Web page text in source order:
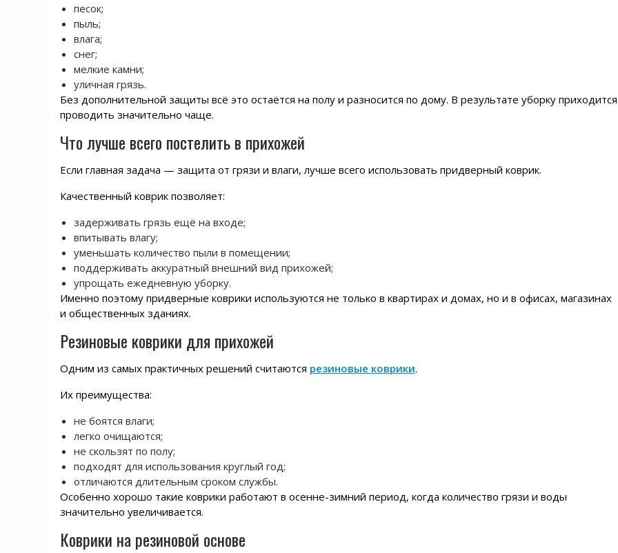
песок;
пыль;
влага;
снег;
мелкие камни;
уличная грязь.
Без дополнительной защиты всё это остаётся на полу и разносится по дому. В результате уборку приходится
проводить значительно чаще.
Что лучше всего постелить в прихожей
Если главная задача — защита от грязи и влаги, лучше всего использовать придверный коврик.
Качественный коврик позволяет:
задерживать грязь ещё на входе;
впитывать влагу;
уменьшать количество пыли в помещении;
поддерживать аккуратный внешний вид прихожей;
упрощать ежедневную уборку.
Именно поэтому придверные коврики используются не только в квартирах и домах, но и в офисах, магазинах
и общественных зданиях.
Резиновые коврики для прихожей
Одним из самых практичных решений считаются резиновые коврики.
Их преимущества:
не боятся влаги;
легко очищаются;
не скользят по полу;
подходят для использования круглый год;
отличаются длительным сроком службы.
Особенно хорошо такие коврики работают в осенне-зимний период, когда количество грязи и воды
значительно увеличивается.
Коврики на резиновой основе